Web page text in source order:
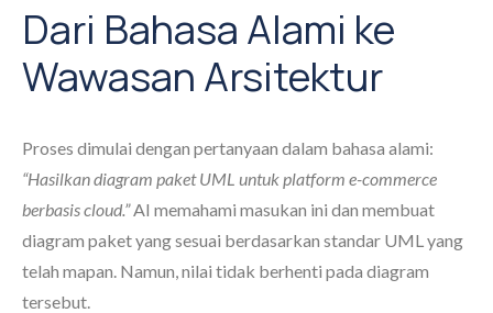
Dari Bahasa Alami ke
Wawasan Arsitektur
Proses dimulai dengan pertanyaan dalam bahasa alami:
“Hasilkan diagram paket UML untuk platform e-commerce
berbasis cloud.”AI memahami masukan ini dan membuat
diagram paket yang sesuai berdasarkan standar UML yang
telah mapan. Namun, nilai tidak berhenti pada diagram
tersebut.